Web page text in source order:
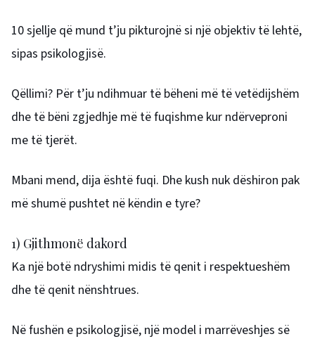
10 sjellje që mund t’ju pikturojnë si një objektiv të lehtë,
sipas psikologjisë.
Qëllimi? Për t’ju ndihmuar të bëheni më të vetëdijshëm
dhe të bëni zgjedhje më të fuqishme kur ndërveproni
me të tjerët.
Mbani mend, dija është fuqi. Dhe kush nuk dëshiron pak
më shumë pushtet në këndin e tyre?
1) Gjithmonë dakord
Ka një botë ndryshimi midis të qenit i respektueshëm
dhe të qenit nënshtrues.
Në fushën e psikologjisë, një model i marrëveshjes së